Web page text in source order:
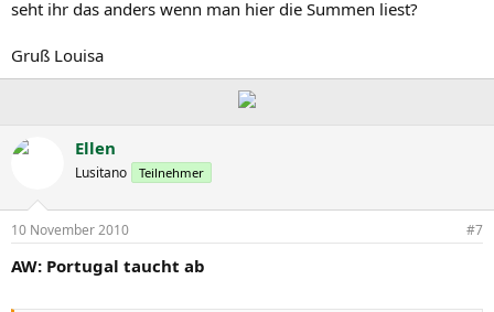
seht ihr das anders wenn man hier die Summen liest?
Gruß Louisa
Ellen
Lusitano Teilnehmer
10 November 2010 #7
AW: Portugal taucht ab